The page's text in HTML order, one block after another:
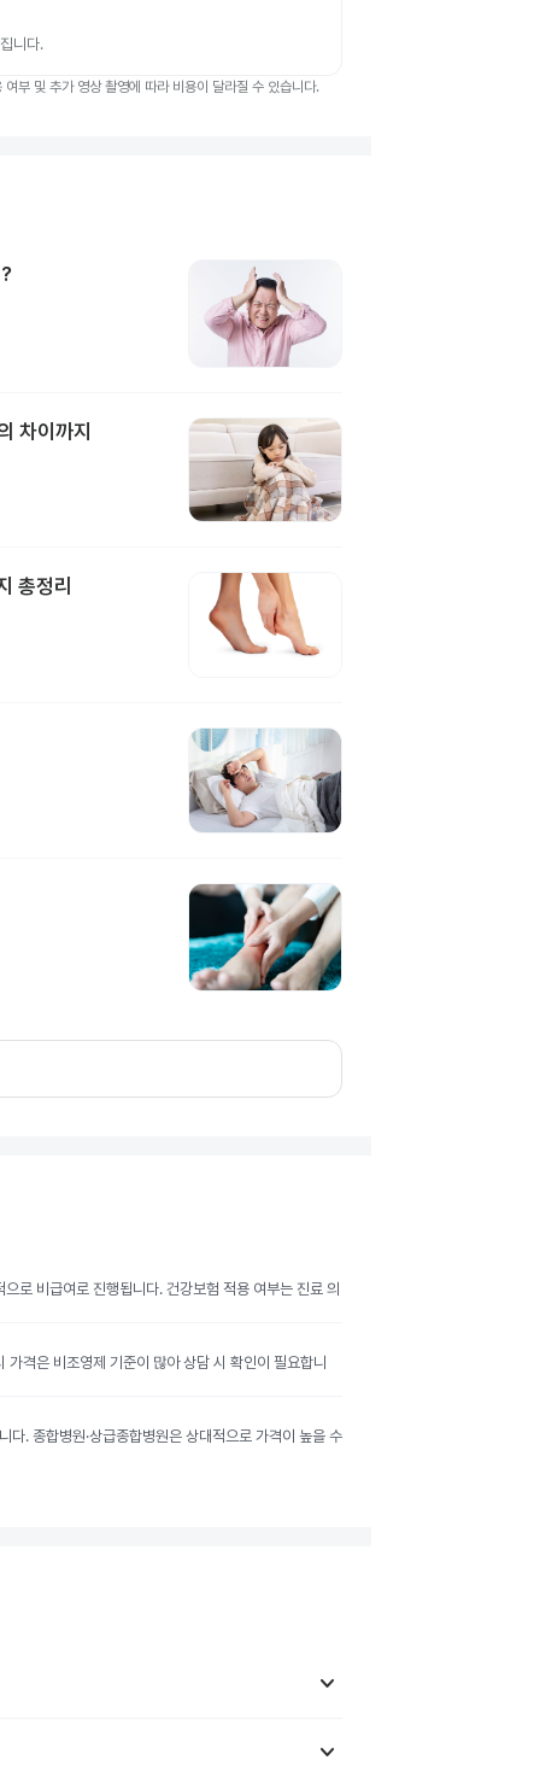
니다.
부 및 추가 영상 촬영에 따라 비용이 달라질 수 있습니다.
차이까지
총정리
로 비급여로 진행됩니다. 건강보험 적용 여부는 진료 의
격은 비조영제 기준이 많아 상담 시 확인이 필요합니
. 종합병원·상급종합병원은 상대적으로 가격이 높을 수
keyboard_arrow_down
keyboard_arrow_down